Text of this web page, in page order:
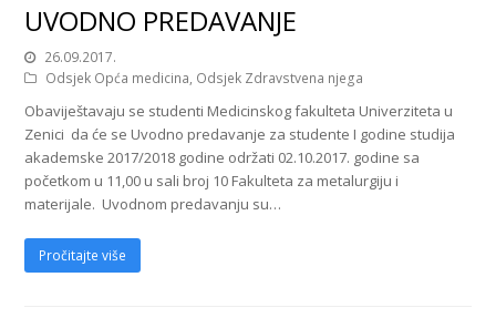
UVODNO PREDAVANJE
26.09.2017.
Odsjek Opća medicina, Odsjek Zdravstvena njega
Obaviještavaju se studenti Medicinskog fakulteta Univerziteta u
Zenici da će se Uvodno predavanje za studente I godine studija
akademske 2017/2018 godine održati 02.10.2017. godine sa
početkom u 11,00 u sali broj 10 Fakulteta za metalurgiju i
materijale. Uvodnom predavanju su…
Pročitajte više